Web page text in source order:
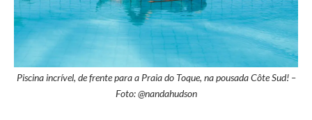
Piscina incrível, de frente para a Praia do Toque, na pousada Côte Sud! –
Foto: @nandahudson